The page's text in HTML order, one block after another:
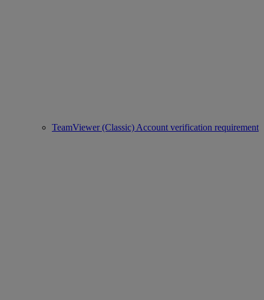
TeamViewer (Classic) Account verification requirement